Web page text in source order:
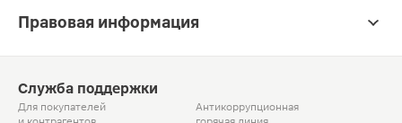
Правовая информация
Служба поддержки
Для покупателей
Антикоррупционная